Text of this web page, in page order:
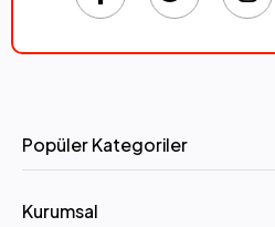
Popüler Kategoriler
Kurumsal